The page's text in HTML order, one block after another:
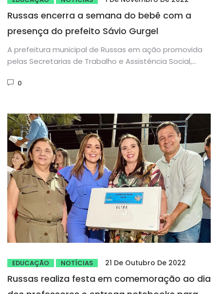
Russas encerra a semana do bebê com a
presença do prefeito Sávio Gurgel
A prefeitura municipal de Russas em ação promovida
pelas Secretarias de Trabalho e Assistência Social,
0
EDUCAÇÃO NOTÍCIAS 21 De Outubro De 2022
Russas realiza festa em comemoração ao dia